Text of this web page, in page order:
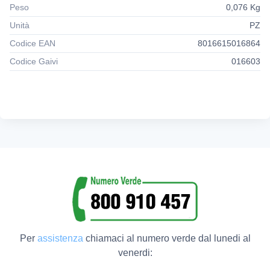
Peso
0,076 Kg
Unità
PZ
Codice EAN
8016615016864
Codice Gaivi
016603
Per assistenzachiamaci al numero verde dal lunedi al
venerdi: